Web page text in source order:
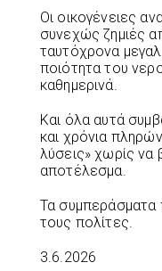
Οι οικογένειες
συνεχώς ζημιές
ταυτόχρονα
ποιότητα του
καθημερινά.
Και όλα αυτά
και χρόνια
λύσεις» χωρίς να
αποτέλεσμα.
Τα συμπεράσματα
τους πολίτες.
3.6.2026